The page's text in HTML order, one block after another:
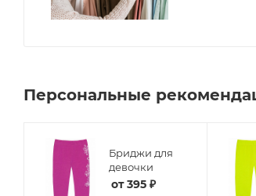
Персональные
Бриджи для
девочки
от395 ₽